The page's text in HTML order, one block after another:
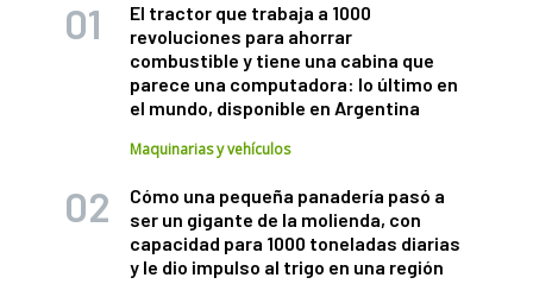
El tractor que trabaja a 1000
revoluciones para ahorrar
combustible y tiene una cabina que
parece una computadora: lo último en
el mundo, disponible en Argentina
Maquinarias y vehículos
Cómo una pequeña panadería pasó a
ser un gigante de la molienda, con
capacidad para 1000 toneladas diarias
y le dio impulso al trigo en una región